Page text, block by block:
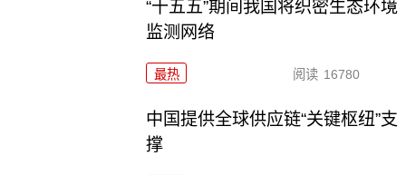
“十五五”期间我国将织密生态环境
监测网络
最热 阅读 16780
中国提供全球供应链“关键枢纽”支
撑